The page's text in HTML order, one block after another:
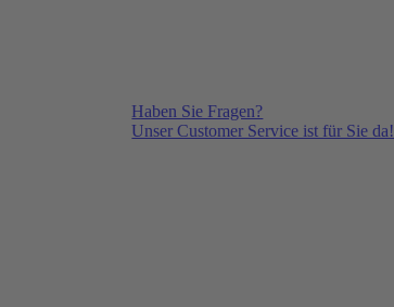
Haben Sie Fragen?
Unser Customer Service ist für Sie da!